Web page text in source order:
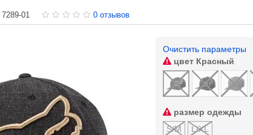
7289-01 0 отзывов
Очистить параметры
цвет Красный
размер одежды
S/M
L/XL